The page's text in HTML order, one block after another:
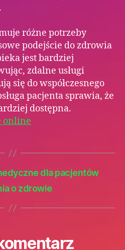
różne potrzeby
podejście do zdrowia
jest bardziej
zdalne usługi
się do współczesnego
pacjenta sprawia, że
dostępna.
online
dla pacjentów
o zdrowie